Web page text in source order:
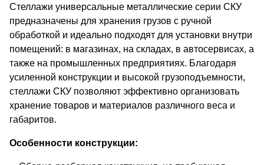
Стеллажи универсальные металлические серии СКУ
предназначены для хранения грузов с ручной
обработкой и идеально подходят для установки внутри
помещений: в магазинах, на складах, в автосервисах, а
также на промышленных предприятиях. Благодаря
усиленной конструкции и высокой грузоподъемности,
стеллажи СКУ позволяют эффективно организовать
хранение товаров и материалов различного веса и
габаритов.
Особенности конструкции: